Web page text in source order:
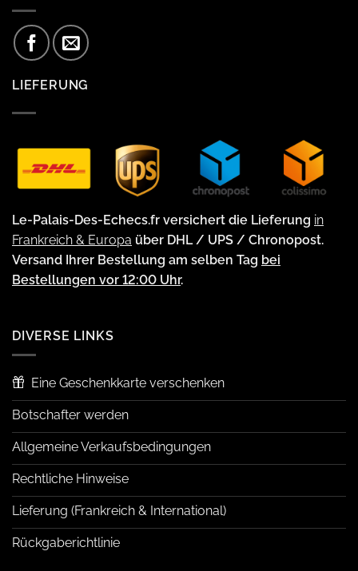
LIEFERUNG
Le-Palais-Des-Echecs.fr versichert die Lieferung in
Frankreich & Europa über DHL / UPS / Chronopost.
Versand Ihrer Bestellung am selben Tag bei
Bestellungen vor 12:00 Uhr.
DIVERSE LINKS
Eine Geschenkkarte verschenken
Botschafter werden
Allgemeine Verkaufsbedingungen
Rechtliche Hinweise
Lieferung (Frankreich & International)
Rückgaberichtlinie